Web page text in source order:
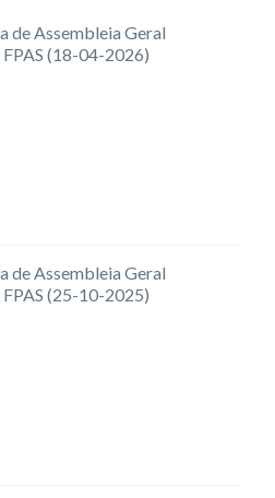
de Assembleia Geral
(18-04-2026)
de Assembleia Geral
(25-10-2025)